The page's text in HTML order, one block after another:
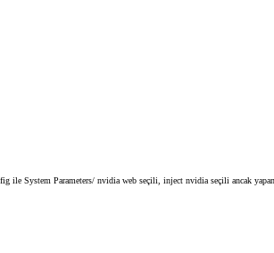
System Parameters/ nvidia web seçili, inject nvidia seçili ancak